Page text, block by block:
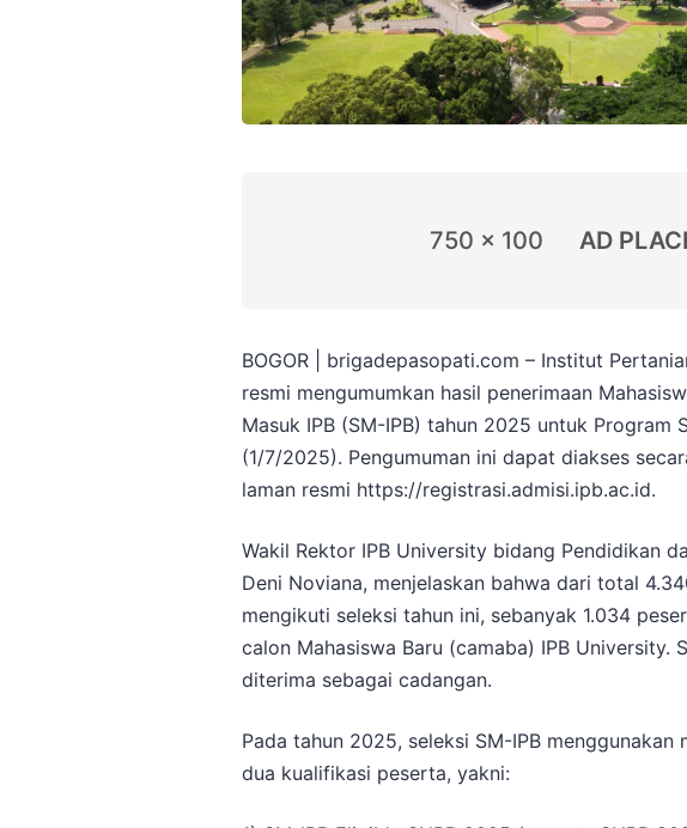
750 x 100 AD
BOGOR | brigadepasopati.com – Institut
resmi mengumumkan hasil penerimaan
Masuk IPB (SM-IPB) tahun 2025 untuk Program
(1/7/2025). Pengumuman ini dapat diakses
laman resmi https://registrasi.admisi.ipb.ac.id.
Wakil Rektor IPB University bidang Pendidikan
Deni Noviana, menjelaskan bahwa dari total
mengikuti seleksi tahun ini, sebanyak 1.034
calon Mahasiswa Baru (camaba) IPB University.
diterima sebagai cadangan.
Pada tahun 2025, seleksi SM-IPB menggunakan
dua kualifikasi peserta, yakni: